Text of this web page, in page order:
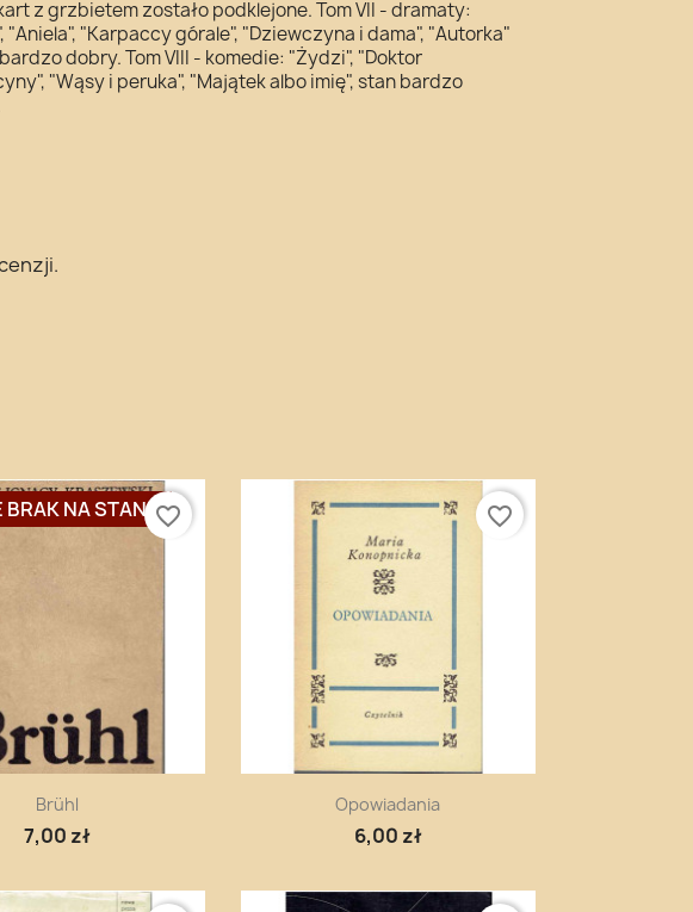
z grzbietem zostało podklejone. Tom VII - dramaty:
"Aniela", "Karpaccy górale", "Dziewczyna i dama", "Autorka"
dobry. Tom VIII - komedie: "Żydzi", "Doktor
"Wąsy i peruka", "Majątek albo imię", stan bardzo
Szybki podgląd
Brühl
7,00 zł
BRAK NA STANIEfavorite_border
Szybki podgląd
Opowiadania
6,00 zł
favorite_border